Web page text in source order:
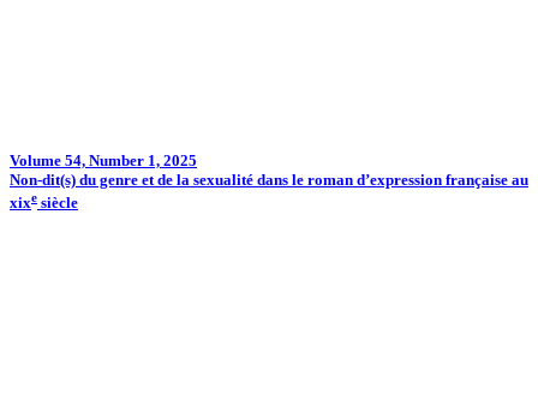
Volume 54, Number 1, 2025
Non-dit(s) du genre et de la sexualité dans le roman d’expression française au
xixe siècle